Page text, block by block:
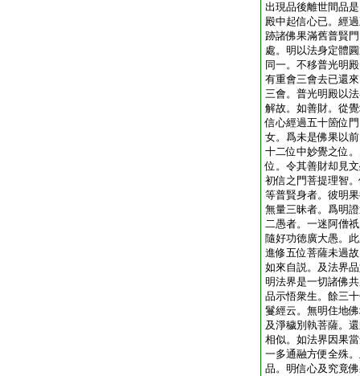
出現品後離世間品
殿中起信心已。經
跡諸佛果滿舊普賢
處。明以法身定體
同一。不移普光明
有重會三會去已還
三會。普光明殿以
解故。如善財。從
信心經過五十箇位
女。爲未是佛果以
十二位中妙覺之位
位。令其善財却見
初信之門菩提理智
等普賢身者。彼明
無量三昧者。爲明
二愚者。一迷阿僧
隨好功徳廣大愚。
進修五位菩薩未過
如來自説。及法界
明法界是一切諸佛
品示悟衆生。餘三
鬘經云。無明住地
及淨穢別執菩薩。
相似。如法界因果
一多通融方便全殊
品。明信心及究竟